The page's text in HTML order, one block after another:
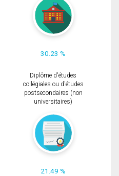
30.23 %
Diplôme d'études
collégiales ou d'études
postsecondaires (non
universitaires)
21.49 %